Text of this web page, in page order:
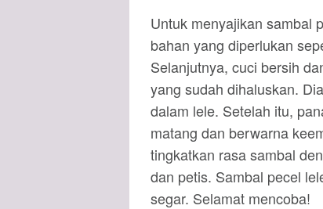
Untuk menyajikan sambal
bahan yang diperlukan
Selanjutnya, cuci bersih
yang sudah dihaluskan.
dalam lele. Setelah itu,
matang dan berwarna
tingkatkan rasa sambal
dan petis. Sambal pecel
segar. Selamat mencoba!